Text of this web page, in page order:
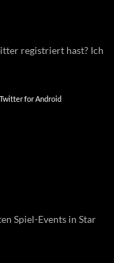
registriert hast? Ich
Twitter for Android
Spiel-Events in Star